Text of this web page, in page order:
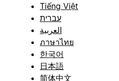
Tiếng Việt
עברית
العربية
ภาษาไทย
한국어
日本語
简体中文